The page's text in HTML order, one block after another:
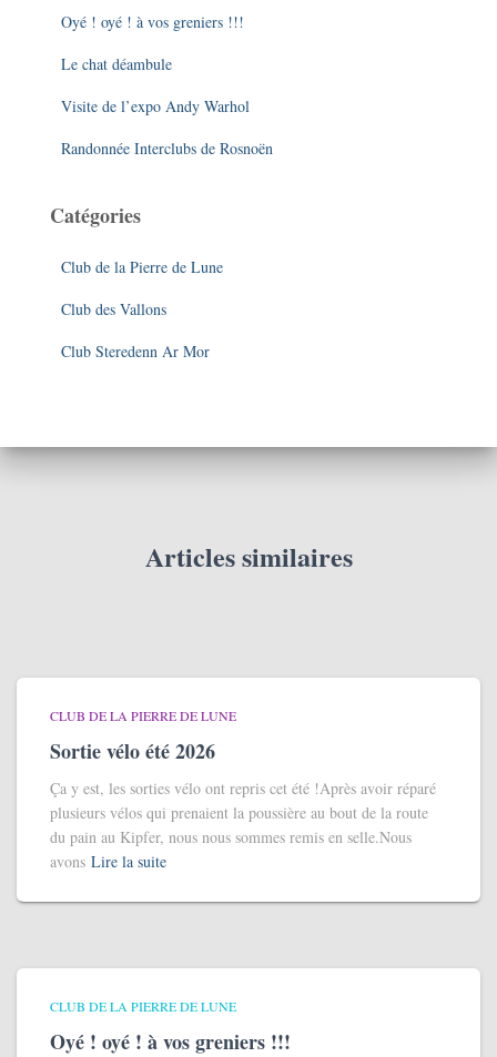
Oyé ! oyé ! à vos greniers !!!
Le chat déambule
Visite de l’expo Andy Warhol
Randonnée Interclubs de Rosnoën
Catégories
Club de la Pierre de Lune
Club des Vallons
Club Steredenn Ar Mor
Articles similaires
CLUB DE LA PIERRE DE LUNE
Sortie vélo été 2026
Ça y est, les sorties vélo ont repris cet été !Après avoir réparé
plusieurs vélos qui prenaient la poussière au bout de la route
du pain au Kipfer, nous nous sommes remis en selle.Nous
avons Lire la suite
CLUB DE LA PIERRE DE LUNE
Oyé ! oyé ! à vos greniers !!!